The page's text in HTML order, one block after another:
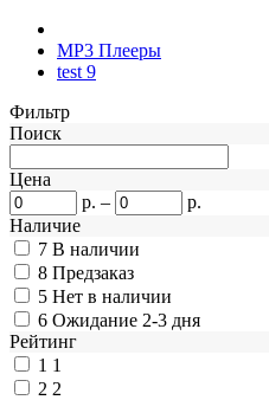
MP3 Плееры
test 9
Фильтр
Поиск
Цена
р. –
р.
Наличие
7 В наличии
8 Предзаказ
5 Нет в наличии
6 Ожидание 2-3 дня
Рейтинг
1 1
2 2